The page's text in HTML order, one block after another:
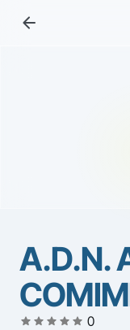
arrow_back
A.D.N.
star star star star star 0